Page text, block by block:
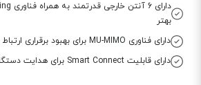
بهتر
دارای فناوری MU-MIMO برای بهبود برقراری ارتباط کارآمدتر
دارای قابلیت Smart Connect برای هدایت دستگاه‌ها به باند خلوت‌تر